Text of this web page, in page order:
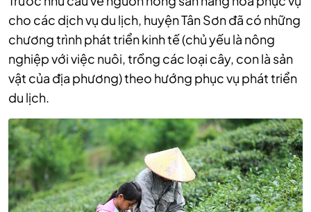
cho các dịch vụ du lịch, huyện Tân Sơn đã có những
chương trình phát triển kinh tế (chủ yếu là nông
nghiệp với việc nuôi, trồng các loại cây, con là sản
vật của địa phương) theo hướng phục vụ phát triển
du lịch.